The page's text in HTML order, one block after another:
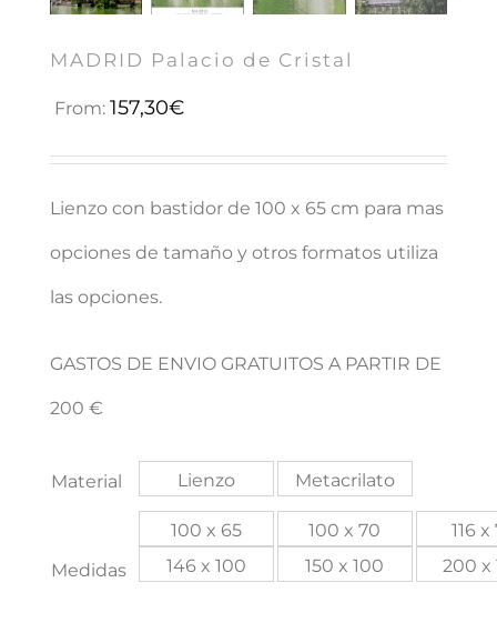
MADRID Palacio de Cristal
From: 157,30€
Lienzo con bastidor de 100 x 65 cm para mas
opciones de tamaño y otros formatos utiliza
las opciones.
GASTOS DE ENVIO GRATUITOS A PARTIR DE
200 €
Material Lienzo Metacrilato
Medidas
100 x 65 100 x 70
116 x
146 x 100
150 x 100 200 x